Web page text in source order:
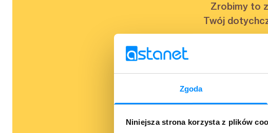
Zgoda
Niniejsza strona korzysta z plików
Zrobimy to
Twój